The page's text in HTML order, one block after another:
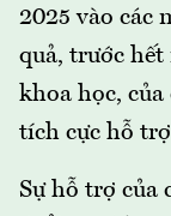
2025 vào các
quả, trước hết
khoa học, của
tích cực hỗ
Sự hỗ trợ của